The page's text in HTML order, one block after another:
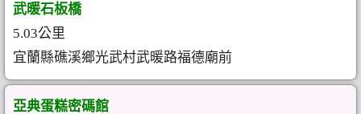
武暖石板橋
5.03公里
宜蘭縣礁溪鄉光武村武暖路福德廟前
亞典蛋糕密碼館